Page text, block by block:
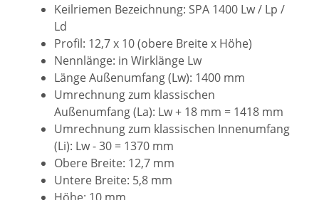
Keilriemen Bezeichnung: SPA 1400 Lw / Lp /
Ld
Profil: 12,7 x 10 (obere Breite x Höhe)
Nennlänge: in Wirklänge Lw
Länge Außenumfang (Lw): 1400 mm
Umrechnung zum klassischen
Außenumfang (La): Lw + 18 mm = 1418 mm
Umrechnung zum klassischen Innenumfang
(Li): Lw - 30 = 1370 mm
Obere Breite: 12,7 mm
Untere Breite: 5,8 mm